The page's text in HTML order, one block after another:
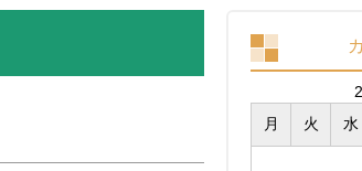
月
火 水